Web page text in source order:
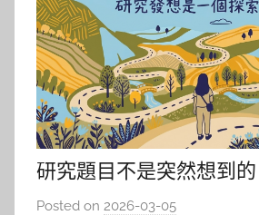
研究題目不是突然想到
是一個探索過程
Posted on 2026-03-05